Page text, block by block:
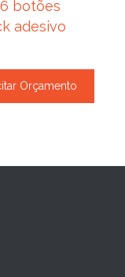
botões
adesivo
Orçamento